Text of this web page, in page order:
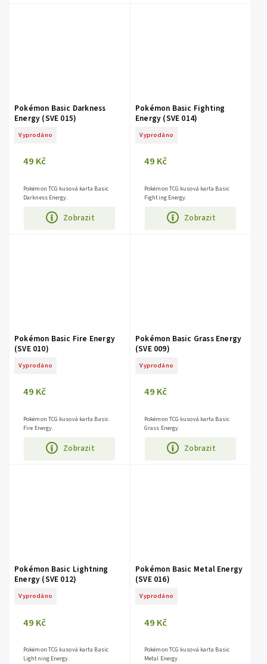
Pokémon Basic Darkness
Energy (SVE 015)
Vyprodáno
49 Kč
Zobrazit
Pokémon TCG kusová karta Basic
Darkness Energy.
Pokémon Basic Fighting
Energy (SVE 014)
Vyprodáno
49 Kč
Zobrazit
Pokémon TCG kusová karta Basic
Fighting Energy.
Pokémon Basic Fire Energy
(SVE 010)
Vyprodáno
49 Kč
Zobrazit
Pokémon TCG kusová karta Basic
Fire Energy.
Pokémon Basic Grass Energy
(SVE 009)
Vyprodáno
49 Kč
Zobrazit
Pokémon TCG kusová karta Basic
Grass Energy.
Pokémon Basic Lightning
Energy (SVE 012)
Vyprodáno
49 Kč
Pokémon TCG kusová karta Basic
Lightning Energy.
Pokémon Basic Metal Energy
(SVE 016)
Vyprodáno
49 Kč
Pokémon TCG kusová karta Basic
Metal Energy.